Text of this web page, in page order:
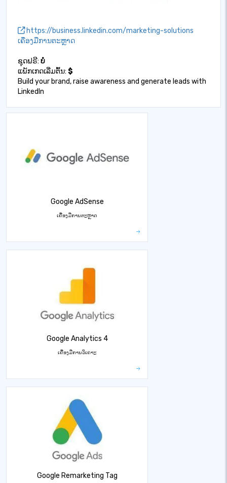
https://business.linkedin.com/marketing-solutions
ເຄື່ອງມືການຕະຫຼາດ
ຊຸດຟຣີ: ບໍ່
ແພັກເກດເລີ່ມຕົ້ນ: $
Build your brand, raise awareness and generate leads with
LinkedIn
Google AdSense
ເຄື່ອງມືການຕະຫຼາດ
Google Analytics 4
ເຄື່ອງມືການວິເຄາະ
Google Remarketing Tag